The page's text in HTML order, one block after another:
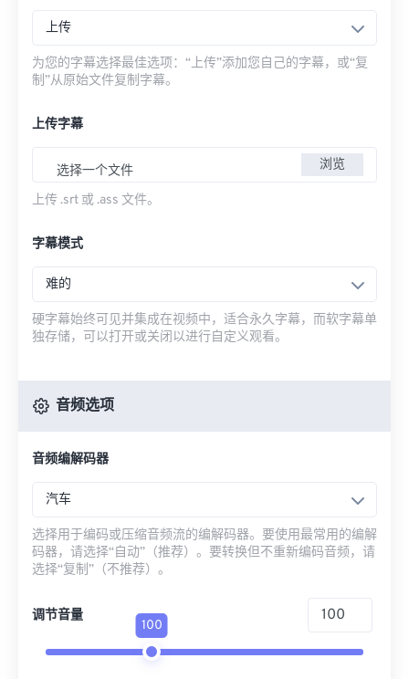
上传
为您的字幕选择最佳选项：“上传”添加您自己的字幕，或“复
制”从原始文件复制字幕。
上传字幕
选择一个文件 浏览
上传 .srt 或 .ass 文件。
字幕模式
难的
硬字幕始终可见并集成在视频中，适合永久字幕，而软字幕单
独存储，可以打开或关闭以进行自定义观看。
音频选项
音频编解码器
汽车
选择用于编码或压缩音频流的编解码器。要使用最常用的编解
码器，请选择“自动”（推荐）。要转换但不重新编码音频，请
选择“复制”（不推荐）。
调节音量
100